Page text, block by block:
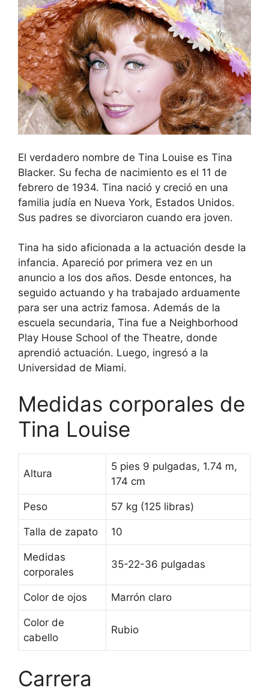
El verdadero nombre de Tina Louise es Tina
Blacker. Su fecha de nacimiento es el 11 de
febrero de 1934. Tina nació y creció en una
familia judía en Nueva York, Estados Unidos.
Sus padres se divorciaron cuando era joven.
Tina ha sido aficionada a la actuación desde la
infancia. Apareció por primera vez en un
anuncio a los dos años. Desde entonces, ha
seguido actuando y ha trabajado arduamente
para ser una actriz famosa. Además de la
escuela secundaria, Tina fue a Neighborhood
Play House School of the Theatre, donde
aprendió actuación. Luego, ingresó a la
Universidad de Miami.
Medidas corporales de
Tina Louise
Altura
5 pies 9 pulgadas, 1.74 m,
174 cm
Peso 57 kg (125 libras)
Talla de zapato 10
Medidas
corporales
35-22-36 pulgadas
Color de ojos Marrón claro
Color de
cabello
Rubio
Carrera